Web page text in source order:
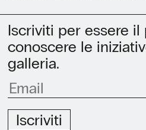
Iscriviti per essere il
conoscere le
galleria.
Iscriviti